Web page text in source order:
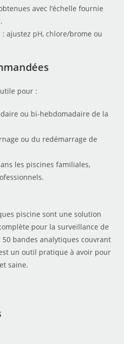
avec l’échelle fournie
ajustez pH,chlore/brome ou
pour :
ou bi-hebdomadaire de la
ou du redémarrage de
les piscines familiales,
piscine sont une solution
pour la surveillance de
50 bandes analytiques couvrant
un outil pratique à avoir pour
saine.